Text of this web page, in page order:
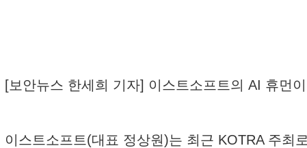
[보안뉴스 한세희 기자] 이스트소프트의 AI 휴먼
이스트소프트(대표 정상원)는 최근 KOTRA 주최